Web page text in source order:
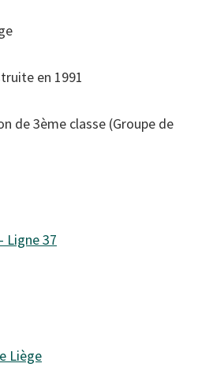
en 1991
de 3ème classe (Groupe de
Ligne 37
Liège